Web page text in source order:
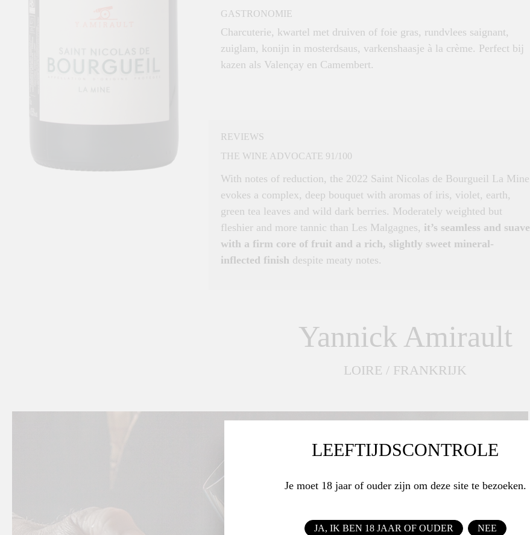
GASTRONOMIE
Charcuterie, kwartel met druiven of foie gras, rundvlees saignant,
zuiglam, konijn in mosterdsaus, varkenshaasje à la crème. Perfect bij
kazen als Valençay en Camembert.
REVIEWS
THE WINE ADVOCATE 91/100
With notes of reduction, the 2022 Saint Nicolas de Bourgueil La Mine
evokes a complex, deep bouquet with aromas of iris, violet, earth,
green tea leaves and wild dark berries. Moderately weighted but
fleshier and more tannic than Les Malgagnes, it’s seamless and suave
with a firm core of fruit and a rich, slightly sweet mineral-
inflected finish despite meaty notes.
Yannick Amirault
LOIRE / FRANKRIJK
LEEFTIJDSCONTROLE
Je moet 18 jaar of ouder zijn om deze site te bezoeken.
JA, IK BEN 18 JAAR OF OUDER NEE